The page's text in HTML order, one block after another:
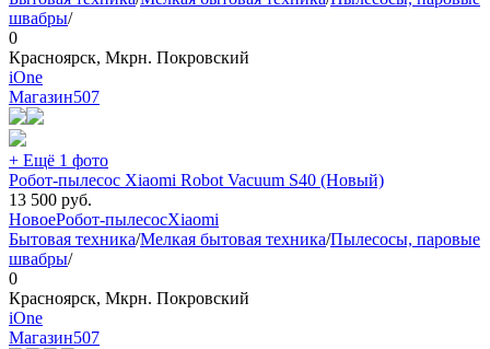
швабры/
0
Красноярск, Мкрн. Покровский
iOne
Магазин507
+ Ещё 1 фото
Робот-пылесоc Xiaomi Robot Vacuum S40 (Новый)
13 500 руб.
НовоеРобот-пылесосXiaomi
Бытовая техника/Мелкая бытовая техника/Пылесосы, паровые
швабры/
0
Красноярск, Мкрн. Покровский
iOne
Магазин507